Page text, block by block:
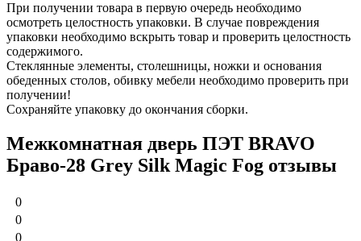
При получении товара в первую очередь необходимо
осмотреть целостность упаковки. В случае повреждения
упаковки необходимо вскрыть товар и проверить целостность
содержимого.
Стеклянные элементы, столешницы, ножки и основания
обеденных столов, обивку мебели необходимо проверить при
получении!
Сохраняйте упаковку до окончания сборки.
Межкомнатная дверь ПЭТ BRAVO
Браво-28 Grey Silk Magic Fog отзывы
0
0
0